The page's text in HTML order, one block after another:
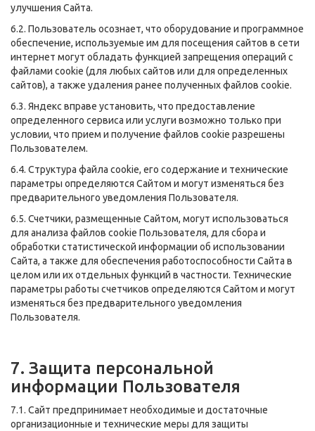
улучшения Сайта.
6.2. Пользователь осознает, что оборудование и программное
обеспечение, используемые им для посещения сайтов в сети
интернет могут обладать функцией запрещения операций с
файлами cookie (для любых сайтов или для определенных
сайтов), а также удаления ранее полученных файлов cookie.
6.3. Яндекс вправе установить, что предоставление
определенного сервиса или услуги возможно только при
условии, что прием и получение файлов cookie разрешены
Пользователем.
6.4. Структура файла cookie, его содержание и технические
параметры определяются Сайтом и могут изменяться без
предварительного уведомления Пользователя.
6.5. Счетчики, размещенные Сайтом, могут использоваться
для анализа файлов cookie Пользователя, для сбора и
обработки статистической информации об использовании
Сайта, а также для обеспечения работоспособности Сайта в
целом или их отдельных функций в частности. Технические
параметры работы счетчиков определяются Сайтом и могут
изменяться без предварительного уведомления
Пользователя.
7. Защита персональной
информации Пользователя
7.1. Сайт предпринимает необходимые и достаточные
организационные и технические меры для защиты